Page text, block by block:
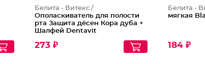
Белита - Витекс /
Ополаскиватель для полости
рта Защита дёсен Кора дуба +
Шалфей Dentavit
273 ₽
Белита -
мягкая
184 ₽